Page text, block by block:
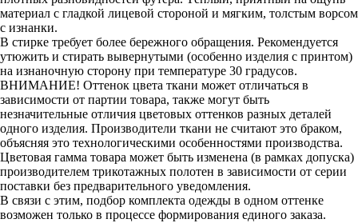
материал с гладкой лицевой стороной и мягким, толстым ворсом
с изнанки.
В стирке требует более бережного обращения. Рекомендуется
утюжить и стирать вывернутыми (особенно изделия с принтом)
на изнаночную сторону при температуре 30 градусов.
ВНИМАНИЕ! Оттенок цвета ткани может отличаться в
зависимости от партии товара, также могут быть
незначительные отличия цветовых оттенков разных деталей
одного изделия. Производители ткани не считают это браком,
объясняя это технологическими особенностями производства.
Цветовая гамма товара может быть изменена (в рамках допуска)
производителем трикотажных полотен в зависимости от серии
поставки без предварительного уведомления.
В связи с этим, подбор комплекта одежды в одном оттенке
возможен только в процессе формирования единого заказа.